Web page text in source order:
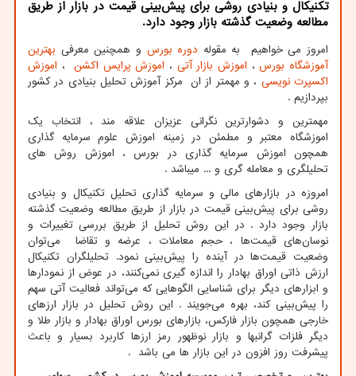
تكنیكال و بنیادی روشی برای پیش‌بینی قیمت در بازار از طریق
مطالعه وضعیت گذشته بازار وجود دارد.
امروز می خواهیم به مقوله دوره بورس و همچنین معرفی بهترین
آموزشگاه بورس، اموزش بازار آتی ، اموزش پرایس اکشن ، اموزش
اکسپرت نویسی ، و مهمتر از ان مرکز آموزش تحلیل بنیادی در کشور
بپردازیم .
مهمترین و دشوارترین نگرانی عزیزان علاقه مند ، انتخاب یک
اموزشگاه معتبر و مطمئن در زمینه اموزش علوم سرمایه گذاری
همچون اموزش سرمایه گذاری در بورس ، اموزش روش های
تحلیلگری و معامله گری و ... میباشد .
امروزه در بازارهای مالی و سرمایه گذاری تحلیل تکنیکال و بنیادی
روشی برای پیش‌بینی قیمت در بازار از طریق مطالعه وضعیت گذشته
بازار وجود دارد . در این روش تحلیل از طریق بررسی تغییرات و
نوسان‌های قیمت‌ها ، حجم معاملات ، عرضه و تقاضا می‌توان
وضعیت قیمت‌ها در آینده را پیش‌بینی نمود. تحلیلگران تکنیکال
ارزش ذاتی اوراق بهادار را اندازه‌ گیری نمی‌کنند، در عوض از نمودارها
و ابزارهای دیگر برای شناسایی الگوهایی که می‌تواند فعالیت آتی سهم
را پیش‌بینی کند، بهره می‌جویند . این روش تحلیل در بازار ارزهای
خارجی همچون بازار فارکس، بازارهای بورس اوراق بهادار و بازار طلا و
دیگر فلزات گرانبها و بازار نوظهور رمز ارزها کاربرد بسیار و باعث
پیشرفت روز افزون در این بازار ها می باشد .